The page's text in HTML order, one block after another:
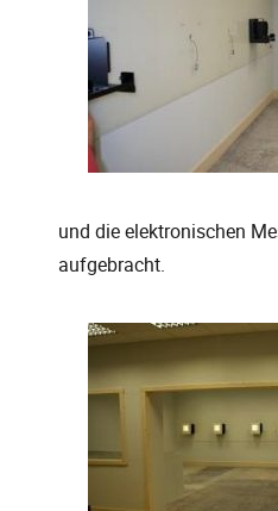
und die elektronischen
aufgebracht.